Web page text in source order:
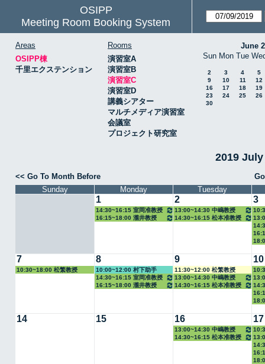
OSIPP
Meeting Room Booking System
Areas
OSIPP棟
千里エクステンション
Rooms
演習室A
演習室B
演習室C
演習室D
講義シアター
マルチメディア演習室
会議室
プロジェクト研究室
June
Sun Mon Tue
2 3 4
5
9
10 11
12
16
17 18
19
23
24 25
26
30
2019 July
<< Go To Month Before
Sunday
Monday Tuesday
1
14:30~16:15 室岡准教授
16:15~18:00 瀧井教授
2
13:00~14:30 中嶋教授
14:30~16:15 松本准教授
3
7
10:30~18:00 松繁教授
8
10:00~12:00 村下助手
14:30~16:15 室岡准教授
16:15~18:00 瀧井教授
9
11:30~12:00 松繁教授
13:00~14:30 中嶋教授
14:30~16:15 松本准教授
10
14 15 16
13:00~14:30 中嶋教授
14:30~16:15 松本准教授
17